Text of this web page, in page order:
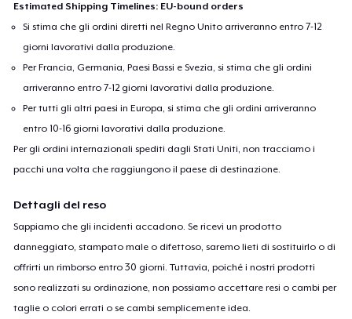
Estimated Shipping Timelines: EU-bound orders
Si stima che gli ordini diretti nel Regno Unito arriveranno entro 7-12
giorni lavorativi dalla produzione.
Per Francia, Germania, Paesi Bassi e Svezia, si stima che gli ordini
arriveranno entro 7-12 giorni lavorativi dalla produzione.
Per tutti gli altri paesi in Europa, si stima che gli ordini arriveranno
entro 10-16 giorni lavorativi dalla produzione.
Per gli ordini internazionali spediti dagli Stati Uniti, non tracciamo i
pacchi una volta che raggiungono il paese di destinazione.
Dettagli del reso
Sappiamo che gli incidenti accadono. Se ricevi un prodotto
danneggiato, stampato male o difettoso, saremo lieti di sostituirlo o di
offrirti un rimborso entro 30 giorni. Tuttavia, poiché i nostri prodotti
sono realizzati su ordinazione, non possiamo accettare resi o cambi per
taglie o colori errati o se cambi semplicemente idea.